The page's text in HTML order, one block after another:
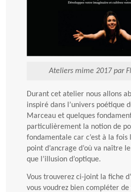
Ateliers mime 2017 par
Durant cet atelier nous allons
inspiré dans l’univers poétique
Marceau et quelques
particulièrement la notion de
fondamentale car c’est à la
point d’ancrage d’où va naître
que l’illusion d’optique.
Vous trouverez ci-joint la fiche
vous voudrez bien compléter